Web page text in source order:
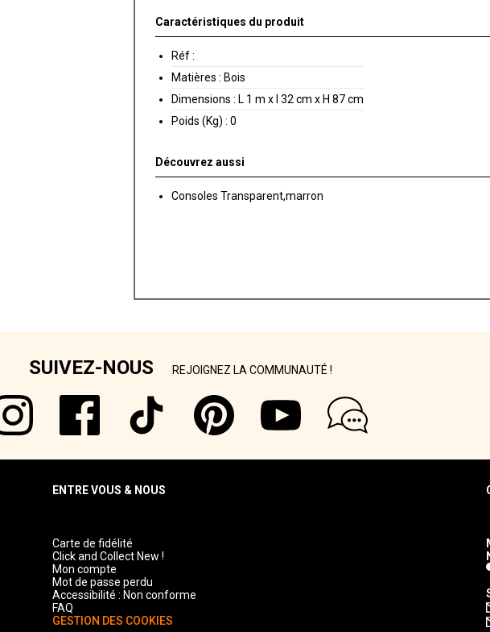
Caractéristiques du produit
Réf :
Matières : Bois
Dimensions : L 1 m x l 32 cm x H 87 cm
Poids (Kg) : 0
Découvrez aussi
Consoles Transparent,marron
SUIVEZ-NOUS REJOIGNEZ LA COMMUNAUTÉ !
ENTRE VOUS & NOUS
Carte de fidélité
Click and Collect New !
Mon compte
Mot de passe perdu
Accessibilité : Non conforme
FAQ
GESTION DES COOKIES